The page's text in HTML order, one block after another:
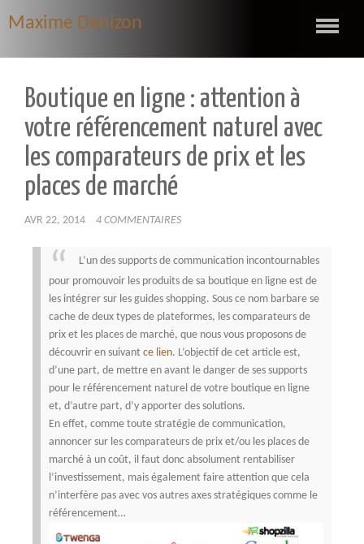
Maxime Denizon
Boutique en ligne : attention à
votre référencement naturel avec
les comparateurs de prix et les
places de marché
AVR 22, 2014 4 COMMENTAIRES
L’un des supports de communication incontournables
pour promouvoir les produits de sa boutique en ligne est de
les intégrer sur les guides shopping. Sous ce nom barbare se
cache de deux types de plateformes, les comparateurs de
prix et les places de marché, que nous vous proposons de
découvrir en suivant ce lien. L’objectif de cet article est,
d’une part, de mettre en avant le danger de ses supports
pour le référencement naturel de votre boutique en ligne
et, d’autre part, d’y apporter des solutions.
En effet, comme toute stratégie de communication,
annoncer sur les comparateurs de prix et/ou les places de
marché à un coût, il faut donc absolument rentabiliser
l’investissement, mais également faire attention que cela
n’interfère pas avec vos autres axes stratégiques comme le
référencement…